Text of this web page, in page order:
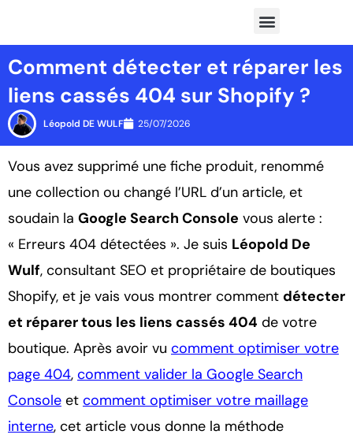
contenu
Comment détecter et réparer les
liens cassés 404 sur Shopify ?
Léopold DE WULF 25/07/2026
Vous avez supprimé une fiche produit, renommé
une collection ou changé l’URL d’un article, et
soudain la Google Search Console vous alerte :
« Erreurs 404 détectées ». Je suis Léopold De
Wulf, consultant SEO et propriétaire de boutiques
Shopify, et je vais vous montrer comment détecter
et réparer tous les liens cassés 404 de votre
boutique. Après avoir vu comment optimiser votre
page 404, comment valider la Google Search
Console et comment optimiser votre maillage
interne, cet article vous donne la méthode